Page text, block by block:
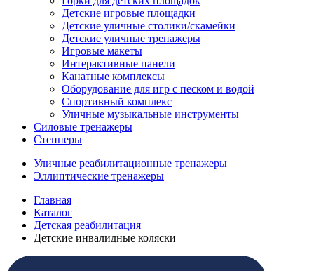
Детские игровые площадки
Детские уличные столики/скамейки
Детские уличные тренажеры
Игровые макеты
Интерактивные панели
Канатные комплексы
Оборудование для игр с песком и водой
Спортивный комплекс
Уличные музыкальные инструменты
Силовые тренажеры
Степперы
Уличные реабилитационные тренажеры
Эллиптические тренажеры
Главная
Каталог
Детская реабилитация
Детские инвалидные коляски